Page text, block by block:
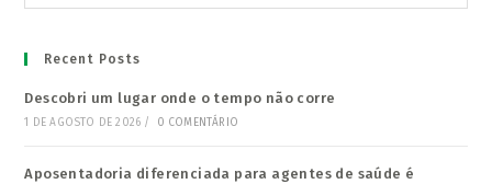
Recent Posts
Descobri um lugar onde o tempo não corre
1 DE AGOSTO DE 2026 / 0 COMENTÁRIO
Aposentadoria diferenciada para agentes de saúde é